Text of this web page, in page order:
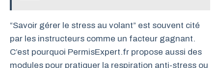
“Savoir gérer le stress au volant” est souvent cité
par les instructeurs comme un facteur gagnant.
C’est pourquoi PermisExpert.fr propose aussi des
modules pour pratiquer la respiration anti-stress ou